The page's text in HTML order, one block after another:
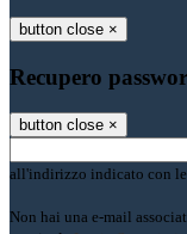
button close ×
Recupero
button close ×
all'indirizzo indicato con le
Non hai una e-mail